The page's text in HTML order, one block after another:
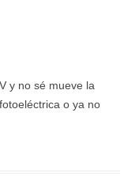
y no sé mueve la
o ya no